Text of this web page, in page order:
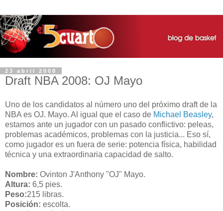
23 abril 2008
Draft NBA 2008: OJ Mayo
Uno de los candidatos al número uno del próximo draft de la
NBA es OJ. Mayo. Al igual que el caso de Michael Beasley,
estamos ante un jugador con un pasado conflictivo: peleas,
problemas académicos, problemas con la justicia... Eso sí,
como jugador es un fuera de serie: potencia física, habilidad
técnica y una extraordinaria capacidad de salto.
Nombre: Ovinton J'Anthony "OJ" Mayo.
Altura: 6,5 pies.
Peso:215 libras.
Posición: escolta.